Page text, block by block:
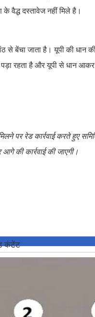
वैद्ध दस्तावेज नहीं मिले है।
बेंचा जाता है। यूपी की धान
रहता है और यूपी से धान
पर रेड कार्रवाई करते हुए
की कार्रवाई की जाएगी।